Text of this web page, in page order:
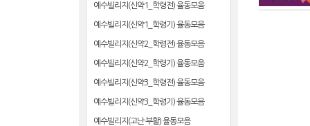
예수빌리지(신약1_학령전) 율동모음
예수빌리지(신약1_학령기) 율동모음
예수빌리지(신약2_학령전) 율동모음
예수빌리지(신약2_학령기) 율동모음
예수빌리지(신약3_학령전) 율동모음
예수빌리지(신약3_학령기) 율동모음
예수빌리지(고난·부활) 율동모음